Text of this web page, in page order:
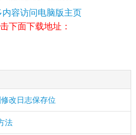
内容访问电脑版主页
下面下载地址：
改日志保存位
法